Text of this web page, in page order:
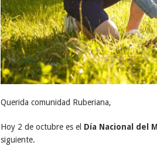
Querida comunidad Ruberiana,
Hoy 2 de octubre es el Día Nacional del
siguiente.